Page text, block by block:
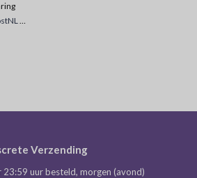
Verzending
23:59 uur besteld, morgen (avond)